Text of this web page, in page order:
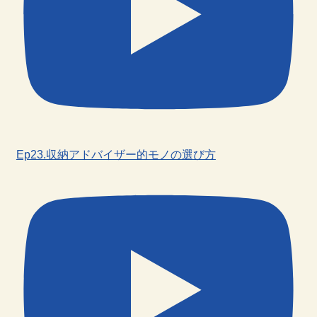
Ep23.収納アドバイザー的モノの選び方